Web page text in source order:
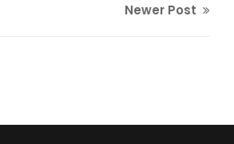
Newer Post